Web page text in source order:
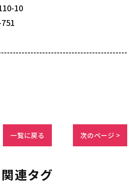
10
一覧に戻る 次のページ >
関連タグ